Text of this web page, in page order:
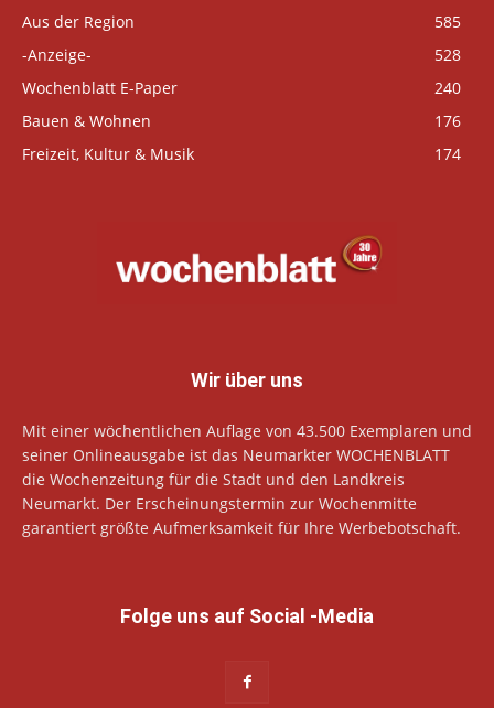
Aus der Region
585
-Anzeige-
528
Wochenblatt E-Paper
240
Bauen & Wohnen
176
Freizeit, Kultur & Musik
174
Wir über uns
Mit einer wöchentlichen Auflage von 43.500 Exemplaren und
seiner Onlineausgabe ist das Neumarkter WOCHENBLATT
die Wochenzeitung für die Stadt und den Landkreis
Neumarkt. Der Erscheinungstermin zur Wochenmitte
garantiert größte Aufmerksamkeit für Ihre Werbebotschaft.
Folge uns auf Social -Media